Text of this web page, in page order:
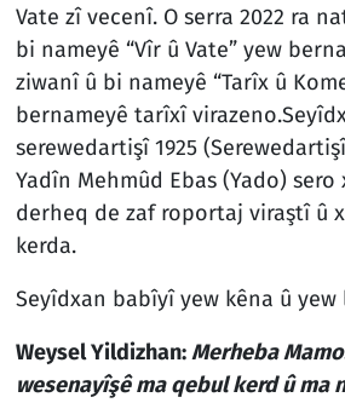
Vate zî vecenî. O serra 2022 ra
bi nameyê “Vîr û Vate” yew
ziwanî û bi nameyê “Tarîx û
bernameyê tarîxî
serewedartişî 1925
Yadîn Mehmûd Ebas (Yado)
derheq de zaf roportaj viraştî û
kerda.
Seyîdxan babîyî yew kêna û yew
Weysel Yildizhan:Merheba
wesenayîşê ma qebul kerd û ma